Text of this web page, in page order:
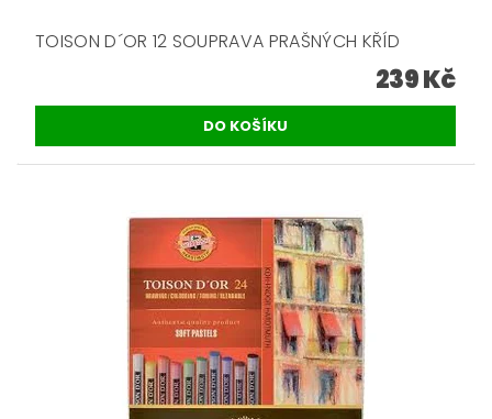
TOISON D´OR 12 SOUPRAVA PRAŠNÝCH KŘÍD
239 Kč